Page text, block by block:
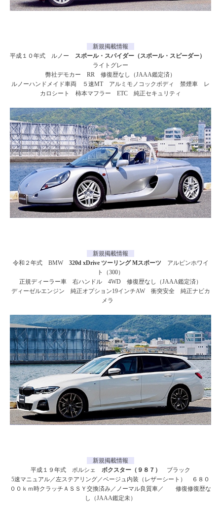
新規掲載情報
平成１０年式 ルノー スポール・スパイダー（スポール・スピーダー）
ライトグレー
弊社デモカー RR 修復歴なし（JAAA鑑定済）
ルノーハンドメイド車両 ５速MT アルミモノコックボディ 禁煙車 レ
カロシート 柿本マフラー ETC 純正セキュリティ
新規掲載情報
令和２年式 BMW 320d xDrive ツーリング Mスポーツ アルピンホワイ
ト（300）
正規ディーラー車 右ハンドル 4WD 修復歴なし（JAAA鑑定済）
ディーゼルエンジン 純正オプション19インチAW 衝突安全 純正ナビカ
メラ
新規掲載情報
平成１９年式 ポルシェ ボクスター（９８７）
ブラック
5速マニュアル／左ステアリング／ベージュ内装（レザーシート） ６８０
００ｋｍ時クラッチＡＳＳＹ交換済み／ノーマル良質車／ 修復修復歴な
し（JAAA鑑定未）